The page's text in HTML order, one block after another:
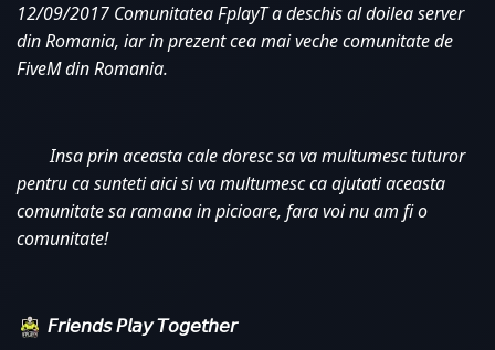
12/09/2017 Comunitatea FplayT a deschis al doilea server
din Romania, iar in prezent cea mai veche comunitate de
FiveM din Romania.
Insa prin aceasta cale doresc sa va multumesc tuturor
pentru ca sunteti aici si va multumesc ca ajutati aceasta
comunitate sa ramana in picioare, fara voi nu am fi o
comunitate!
𝘍𝘳𝘪𝘦𝘯𝘥𝘴 𝘗𝘭𝘢𝘺 𝘛𝘰𝘨𝘦𝘵𝘩𝘦𝘳